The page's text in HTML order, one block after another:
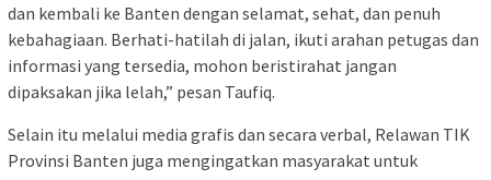
dan kembali ke Banten dengan selamat, sehat, dan penuh
kebahagiaan. Berhati-hatilah di jalan, ikuti arahan petugas dan
informasi yang tersedia, mohon beristirahat jangan
dipaksakan jika lelah,” pesan Taufiq.
Selain itu melalui media grafis dan secara verbal, Relawan TIK
Provinsi Banten juga mengingatkan masyarakat untuk